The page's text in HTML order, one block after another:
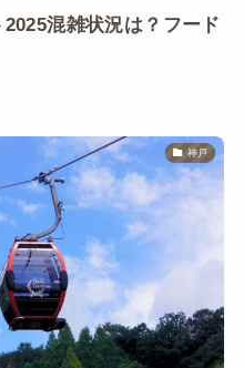
混雑状況は？フード
神戸